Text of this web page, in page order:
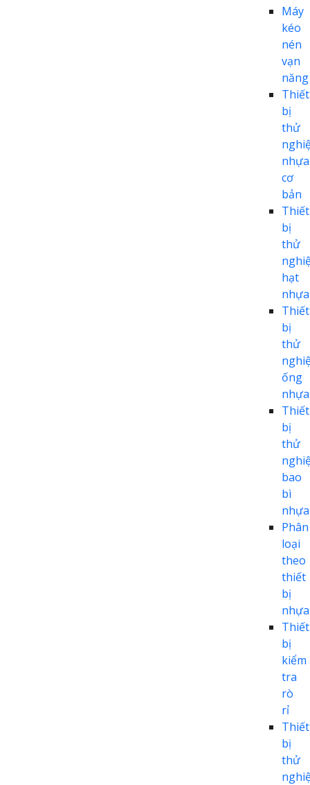
Máy
kéo
nén
vạn
năng
Thiết
bị
thử
nhựa
cơ
bản
Thiết
bị
thử
hạt
nhựa
Thiết
bị
thử
ống
nhựa
Thiết
bị
thử
bao
bì
nhựa
Phân
loại
theo
thiết
bị
nhựa
Thiết
bị
kiểm
tra
rò
rỉ
Thiết
bị
thử